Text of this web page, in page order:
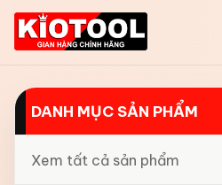
DANH MỤC SẢN PHẨM
Xem tất cả sản phẩm